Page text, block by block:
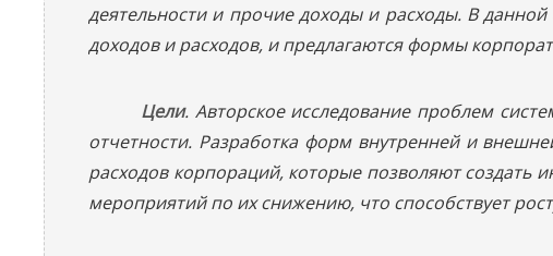
деятельности и прочие доходы и расходы. В
доходов и расходов, и предлагаются формы
Цели. Авторское исследование проблем
отчетности. Разработка форм внутренней и
расходов корпораций, которые позволяют создать
мероприятий по их снижению, что способствует